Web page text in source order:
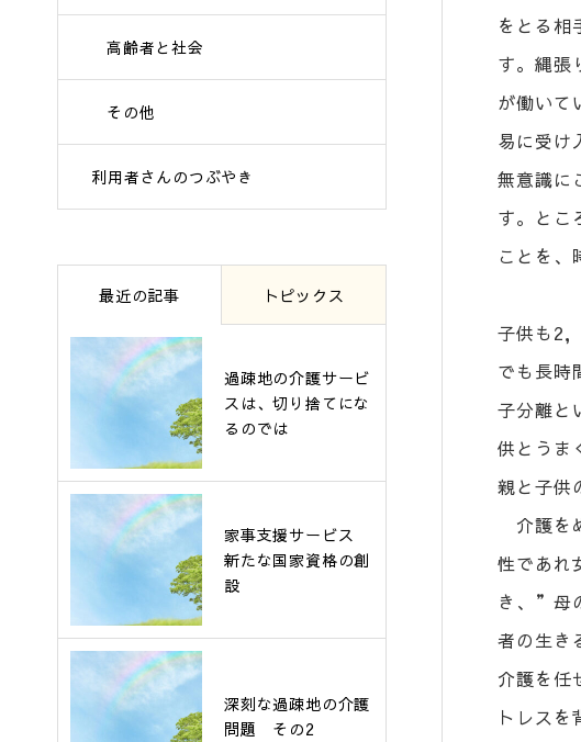
高齢者と社会
その他
利用者さんのつぶやき
をとる相
す。縄張
が働いて
易に受け
無意識に
す。とこ
ことを、
子供も2
でも長時
子分離と
供とうま
親と子供
介護を
性であれ
き、”母
者の生き
介護を任
トレスを
最近の記事 トピックス
過疎地の介護サービ
スは、切り捨てにな
るのでは
家事支援サービス
新たな国家資格の創
設
深刻な過疎地の介護
問題 その2